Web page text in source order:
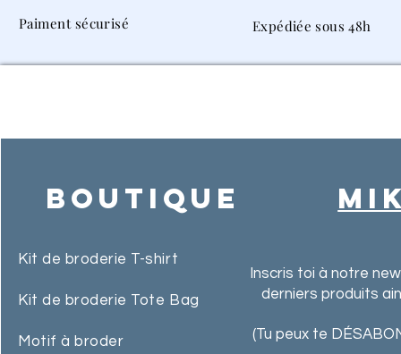
Paiment sécurisé Expédiée sous 48h
Boutique
Kit de broderie T-shirt
Kit de broderie Tote Bag
Motif à broder
Inscris toi à notre
derniers produits
(Tu peux te